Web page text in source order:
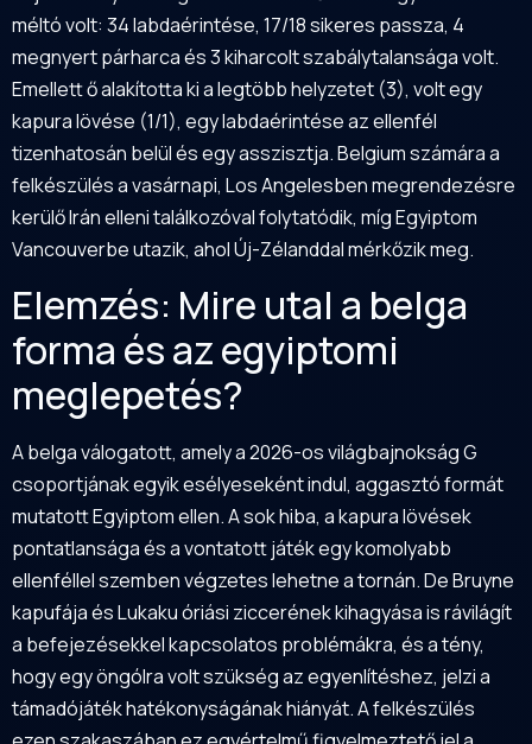
méltó volt: 34 labdaérintése, 17/18 sikeres passza, 4
megnyert párharca és 3 kiharcolt szabálytalansága volt.
Emellett ő alakította ki a legtöbb helyzetet (3), volt egy
kapura lövése (1/1), egy labdaérintése az ellenfél
tizenhatosán belül és egy asszisztja. Belgium számára a
felkészülés a vasárnapi, Los Angelesben megrendezésre
kerülő Irán elleni találkozóval folytatódik, míg Egyiptom
Vancouverbe utazik, ahol Új-Zélanddal mérkőzik meg.
Elemzés: Mire utal a belga
forma és az egyiptomi
meglepetés?
A belga válogatott, amely a 2026-os világbajnokság G
csoportjának egyik esélyeseként indul, aggasztó formát
mutatott Egyiptom ellen. A sok hiba, a kapura lövések
pontatlansága és a vontatott játék egy komolyabb
ellenféllel szemben végzetes lehetne a tornán. De Bruyne
kapufája és Lukaku óriási ziccerének kihagyása is rávilágít
a befejezésekkel kapcsolatos problémákra, és a tény,
hogy egy öngólra volt szükség az egyenlítéshez, jelzi a
támadójáték hatékonyságának hiányát. A felkészülés